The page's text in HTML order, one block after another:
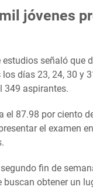
jóvenes
señaló que
días 23, 24, 30 y
349 aspirantes.
el 87.98 por ciento
el examen
fin de
buscan obtener un